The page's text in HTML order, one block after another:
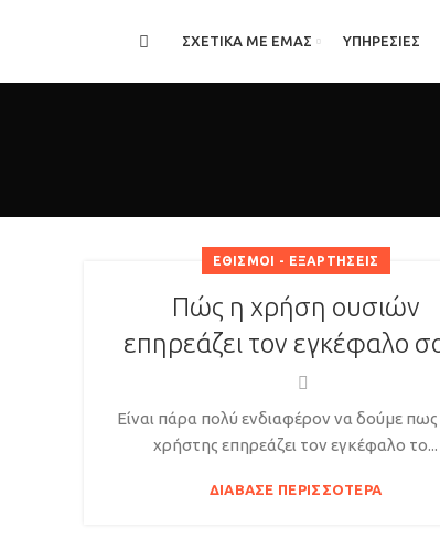
ΣΧΕΤΙΚΑ ΜΕ ΕΜΑΣ ΥΠΗΡΕΣΙΕΣ
ΕΘΙΣΜΟΊ - ΕΞΑΡΤΉΣΕΙΣ
Πώς η χρήση ουσιών
επηρεάζει τον εγκέφαλο
Είναι πάρα πολύ ενδιαφέρον να δούμε πως
χρήστης επηρεάζει τον εγκέφαλο το...
ΔΙΆΒΑΣΕ ΠΕΡΙΣΣΌΤΕΡΑ